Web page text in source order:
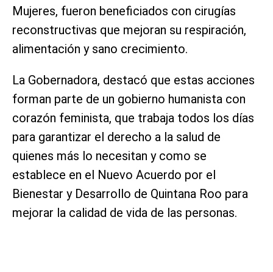
Mujeres, fueron beneficiados con cirugías
reconstructivas que mejoran su respiración,
alimentación y sano crecimiento.
La Gobernadora, destacó que estas acciones
forman parte de un gobierno humanista con
corazón feminista, que trabaja todos los días
para garantizar el derecho a la salud de
quienes más lo necesitan y como se
establece en el Nuevo Acuerdo por el
Bienestar y Desarrollo de Quintana Roo para
mejorar la calidad de vida de las personas.